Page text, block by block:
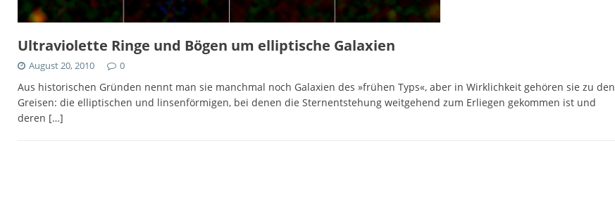
Ultraviolette Ringe und Bögen um elliptische Galaxien
August 20, 2010 0
Aus historischen Gründen nennt man sie manchmal noch Galaxien des »frühen Typs«, aber in Wirklichkeit gehören sie zu den
Greisen: die elliptischen und linsenförmigen, bei denen die Sternentstehung weitgehend zum Erliegen gekommen ist und
deren […]